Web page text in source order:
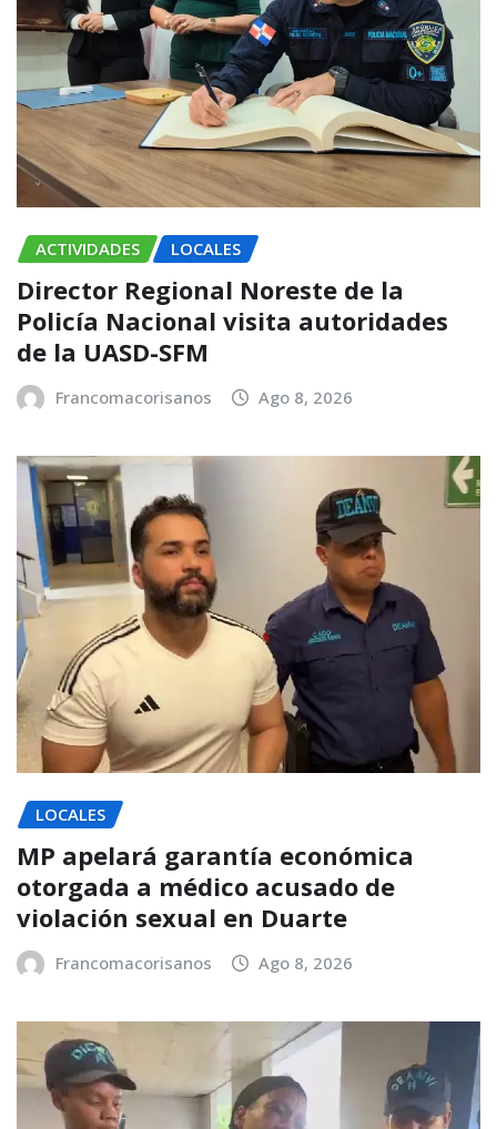
ACTIVIDADES LOCALES
Director Regional Noreste de la
Policía Nacional visita autoridades
de la UASD-SFM
Francomacorisanos Ago 8, 2026
LOCALES
MP apelará garantía económica
otorgada a médico acusado de
violación sexual en Duarte
Francomacorisanos Ago 8, 2026